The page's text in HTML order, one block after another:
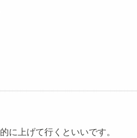
に上げて行くといいです。